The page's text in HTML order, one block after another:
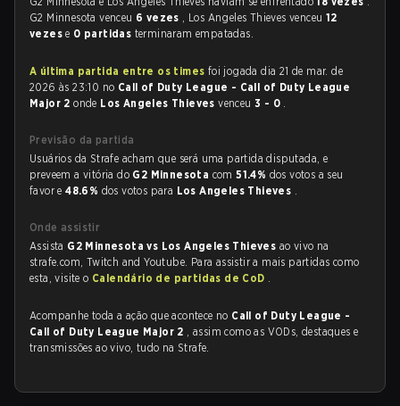
G2 Minnesota venceu 6 vezes , Los Angeles Thieves venceu 12
vezese 0 partidas terminaram empatadas.
A última partida entre os times foi jogada dia 21 de mar. de
2026 às 23:10 no Call of Duty League - Call of Duty League
Major 2onde Los Angeles Thievesvenceu3 - 0 .
Previsão da partida
Usuários da Strafe acham que será uma partida disputada, e
preveem a vitória do G2 Minnesota com51.4% dos votos a seu
favor e48.6% dos votos para Los Angeles Thieves .
Onde assistir
Assista G2 Minnesota vs Los Angeles Thieves ao vivo na
strafe.com, Twitch and Youtube. Para assistir a mais partidas como
esta, visite o Calendário de partidas de CoD .
Acompanhe toda a ação que acontece no Call of Duty League -
Call of Duty League Major 2 , assim como as VODs, destaques e
transmissões ao vivo, tudo na Strafe.